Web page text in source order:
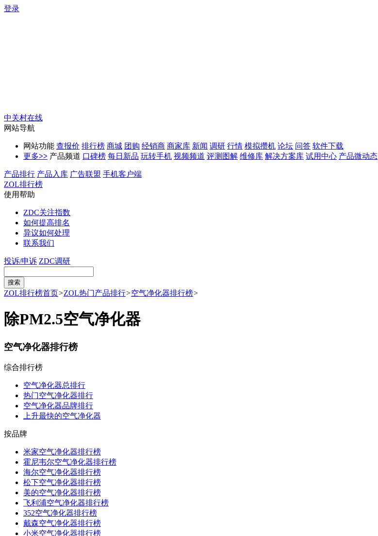
登录
中关村在线
网站导航
网站功能 查报价 排行榜 商城 团购 经销商 商家库 新闻 调研 行情 模拟攒机 论坛 问答 软件下载
更多>> 产品频道 口碑榜 每日新品 玩转手机 视频频道 评测图解 维修库 解决方案库 试用中心 产品微动态
产品排行 产品入库 广告联盟 手机客户端
ZOL排行榜
使用帮助
ZDC关注指数
如何提高排名
异议如何处理
联系我们
投诉/申诉 ZDC调研
ZOL排行榜首页>ZOL热门产品排行>空气净化器排行榜>
除PM2.5空气净化器
空气净化器排行榜
综合排行榜
空气净化器总排行
热门空气净化器排行
空气净化器品牌排行
上升最快的空气净化器
按品牌
米家空气净化器排行榜
霍尼韦尔空气净化器排行榜
海尔空气净化器排行榜
松下空气净化器排行榜
美的空气净化器排行榜
飞利浦空气净化器排行榜
352空气净化器排行榜
戴森空气净化器排行榜
小米空气净化器排行榜